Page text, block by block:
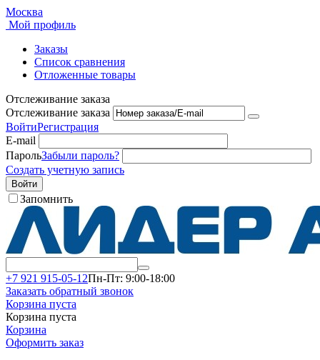
Москва
Мой профиль
Заказы
Список сравнения
Отложенные товары
Отслеживание заказа
Отслеживание заказа
ВойтиРегистрация
E-mail
ПарольЗабыли пароль?
Создать учетную запись
Войти
Запомнить
+7 921 915-05-12Пн-Пт: 9:00-18:00
Заказать обратный звонок
Корзина пуста
Корзина пуста
Корзина
Оформить заказ